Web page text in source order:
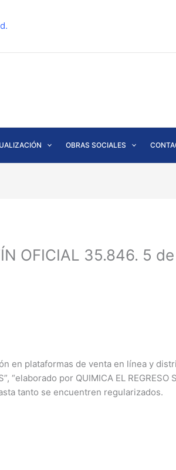
OBRAS SOCIALES
OFICIAL 35.846. 5
en plataformas de venta en línea y
por QUIMICA EL REGRESO
tanto se encuentren regularizados.